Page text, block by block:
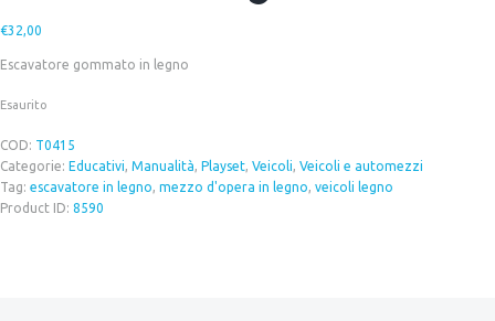
€32,00
Escavatore gommato in legno
Esaurito
COD: T0415
Categorie: Educativi Manualità Playset Veicoli Veicoli e automezzi
Tag: escavatore in legno mezzo d'opera in legno veicoli legno
Product ID: 8590